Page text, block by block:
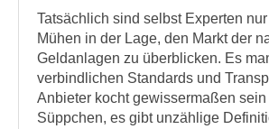
Tatsächlich sind selbst Experten
Mühen in der Lage, den Markt der
Geldanlagen zu überblicken. Es
verbindlichen Standards und
Anbieter kocht gewissermaßen
Süppchen, es gibt unzählige